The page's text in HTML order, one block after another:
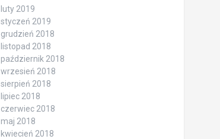
luty 2019
styczeń 2019
grudzień 2018
listopad 2018
październik 2018
wrzesień 2018
sierpień 2018
lipiec 2018
czerwiec 2018
maj 2018
kwiecień 2018